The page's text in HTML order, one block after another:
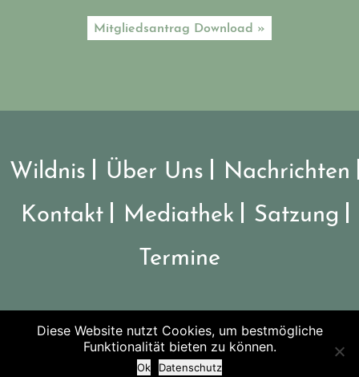
Mitgliedsantrag Download »
Wildnis Über Uns
Nachrichten
Kontakt
Mediathek
Satzung
Termine
©2026 Verein Nationalpark Steigerwald
Diese Website nutzt Cookies, um bestmögliche
Funktionalität bieten zu können.
Ok Datenschutz